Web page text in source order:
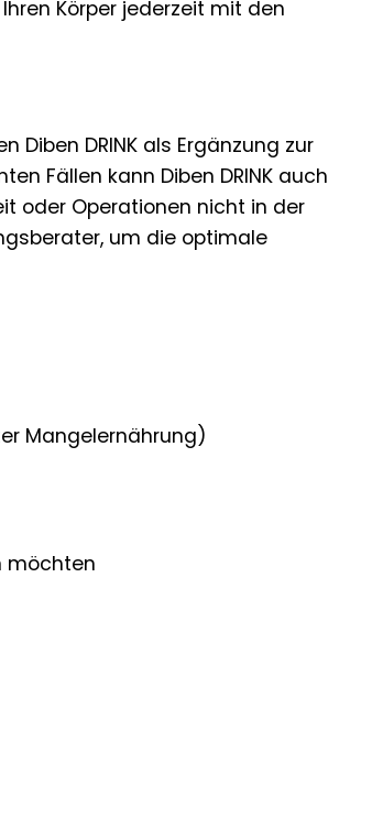
Körper jederzeit mit den
Diben DRINK als Ergänzung zur
Fällen kann Diben DRINK auch
oder Operationen nicht in der
um die optimale
Mangelernährung)
möchten